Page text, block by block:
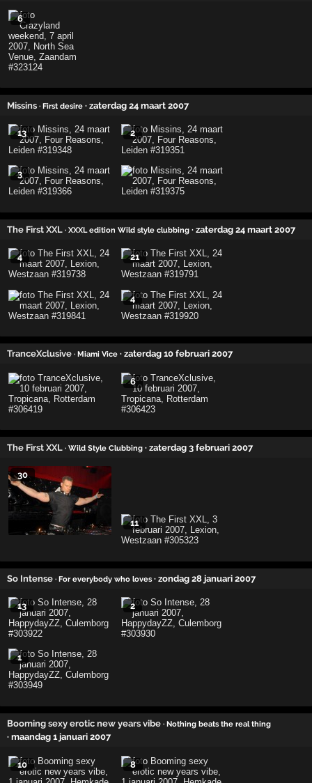
6
Missins · First desire · zaterdag 24 maart 2007
13 2
3
The First XXL · XXXL edition Wild style clubbing · zaterdag 24 maart 2007
4 21
4
TranceXclusive · Miami Vice · zaterdag 10 februari 2007
6
The First XXL · Wild Style Clubbing · zaterdag 3 februari 2007
30
11
So Intense · For everybody who loves · zondag 28 januari 2007
13 2
1
Booming sexy erotic new years vibe · Nothing beats the real thing
· maandag 1 januari 2007
10 8